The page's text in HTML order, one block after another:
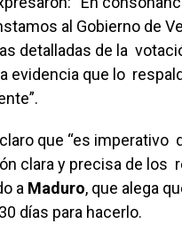
al Gobierno de
detalladas de la
evidencia que lo
que “es imperativo
clara y precisa de los
a Maduro, que alega
días para hacerlo.